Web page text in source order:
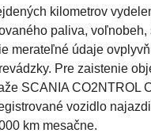
kilometrov
paliva, voľnobeh,
merateľné údaje
Pre zaistenie
SCANIA CO2NTROL
vozidlo
km mesačne.